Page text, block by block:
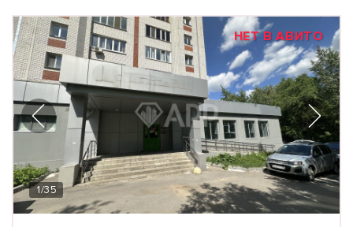
НЕТ В АВИТО
1/35